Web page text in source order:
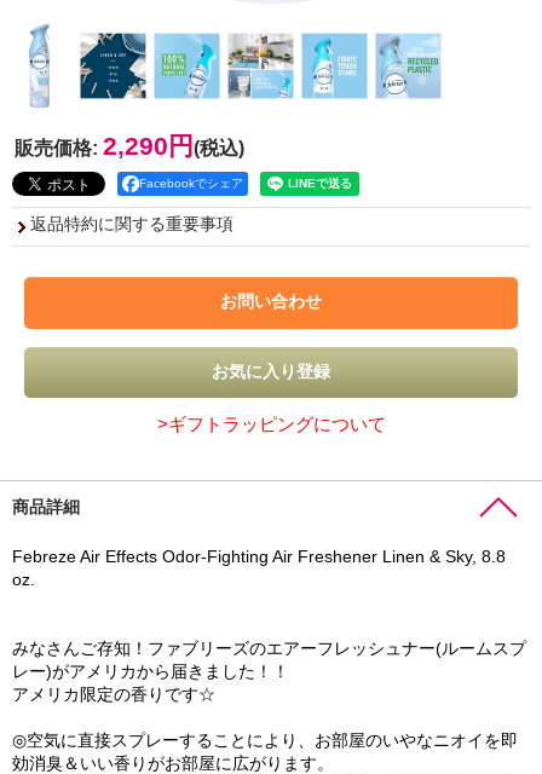
販売価格: 2,290円 (税込)
Facebookでシェア
返品特約に関する重要事項
>ギフトラッピングについて
商品詳細
Febreze Air Effects Odor-Fighting Air Freshener Linen & Sky, 8.8
oz.
みなさんご存知！ファブリーズのエアーフレッシュナー(ルームスプ
レー)がアメリカから届きました！！
アメリカ限定の香りです☆
◎空気に直接スプレーすることにより、お部屋のいやなニオイを即
効消臭＆いい香りがお部屋に広がります。